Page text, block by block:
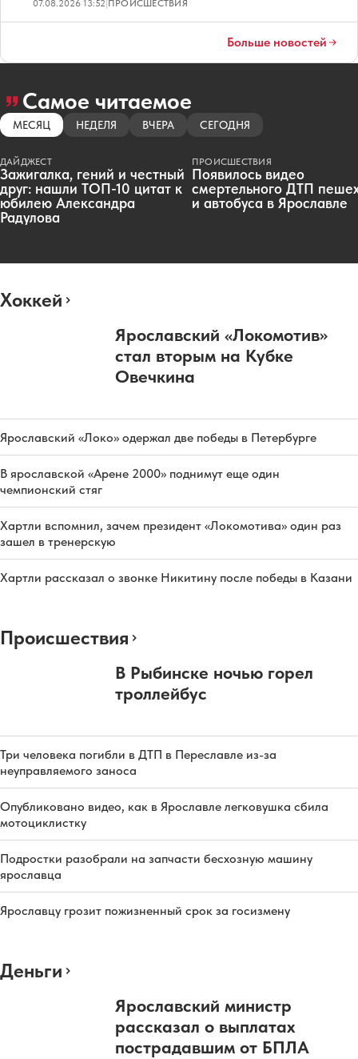
07.08.2026 13:52 ПРОИСШЕСТВИЯ
Больше новостей
Самое читаемое
МЕСЯЦ НЕДЕЛЯ ВЧЕРА СЕГОДНЯ
ДАЙДЖЕСТ
Зажигалка, гений и честный
друг: нашли ТОП-10 цитат к
юбилею Александра
Радулова
ПРОИСШЕСТВИЯ
Появилось видео
смертельного ДТП
и автобуса в Ярославле
Хоккей
Ярославский «Локомотив»
стал вторым на Кубке
Овечкина
Ярославский «Локо» одержал две победы в Петербурге
В ярославской «Арене 2000» поднимут еще один
чемпионский стяг
Хартли вспомнил, зачем президент «Локомотива» один раз
зашел в тренерскую
Хартли рассказал о звонке Никитину после победы в Казани
Происшествия
В Рыбинске ночью горел
троллейбус
Три человека погибли в ДТП в Переславле из-за
неуправляемого заноса
Опубликовано видео, как в Ярославле легковушка сбила
мотоциклистку
Подростки разобрали на запчасти бесхозную машину
ярославца
Ярославцу грозит пожизненный срок за госизмену
Деньги
Ярославский министр
рассказал о выплатах
пострадавшим от БПЛА